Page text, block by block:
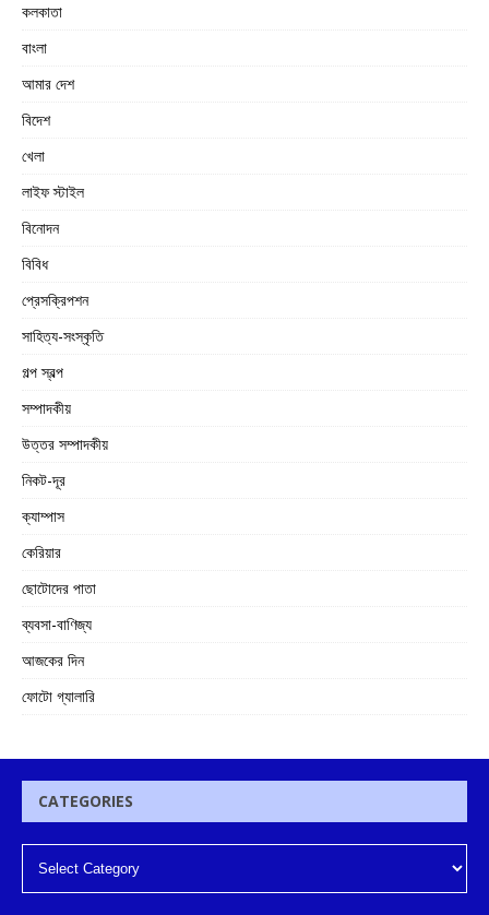
কলকাতা
বাংলা
আমার দেশ
বিদেশ
খেলা
লাইফ স্টাইল
বিনোদন
বিবিধ
প্রেসক্রিপশন
সাহিত্য-সংস্কৃতি
গল্প স্বল্প
সম্পাদকীয়
উত্তর সম্পাদকীয়
নিকট-দূর
ক্যাম্পাস
কেরিয়ার
ছোটোদের পাতা
ব্যবসা-বাণিজ্য
আজকের দিন
ফোটো গ্যালারি
CATEGORIES